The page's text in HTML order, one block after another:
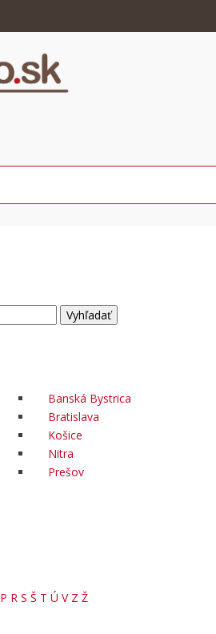
Banská Bystrica
Bratislava
Košice
Nitra
Prešov
P R S Š T Ú V Z Ž